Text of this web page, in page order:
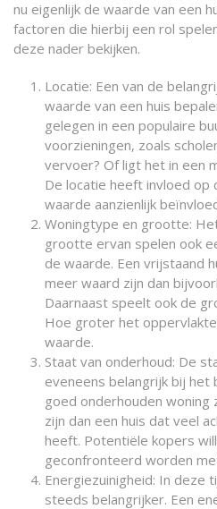
nu eigenlijk de waarde van een
factoren die hierbij een rol
deze nader bekijken.
Locatie: Een van de
waarde van een huis
gelegen in een populaire
voorzieningen, zoals
vervoer? Of ligt het in een
De locatie heeft invloed op
waarde aanzienlijk
Woningtype en grootte:
grootte ervan spelen ook
de waarde. Een vrijstaand
meer waard zijn dan
Daarnaast speelt ook de
Hoe groter het
waarde.
Staat van onderhoud: De
eveneens belangrijk bij het
goed onderhouden woning
zijn dan een huis dat veel
heeft. Potentiële kopers
geconfronteerd worden
Energiezuinigheid: In deze
steeds belangrijker. Een